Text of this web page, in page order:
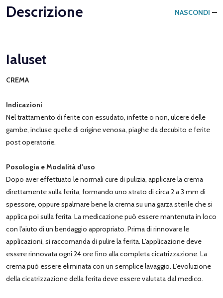
Descrizione NASCONDI
Ialuset
CREMA
Indicazioni
Nel trattamento di ferite con essudato, infette o non, ulcere delle
gambe, incluse quelle di origine venosa, piaghe da decubito e ferite
post operatorie.
Posologia e Modalità d'uso
Dopo aver effettuato le normali cure di pulizia, applicare la crema
direttamente sulla ferita, formando uno strato di circa 2 a 3 mm di
spessore, oppure spalmare bene la crema su una garza sterile che si
applica poi sulla ferita. La medicazione può essere mantenuta in loco
con l’aiuto di un bendaggio appropriato. Prima di rinnovare le
applicazioni, si raccomanda di pulire la ferita. L’applicazione deve
essere rinnovata ogni 24 ore fino alla completa cicatrizzazione. La
crema può essere eliminata con un semplice lavaggio. L’evoluzione
della cicatrizzazione della ferita deve essere valutata dal medico.